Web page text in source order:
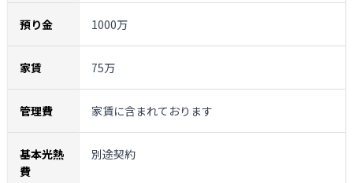
預り金 1000万
家賃 75万
管理費 家賃に含まれております
基本光熱
費
別途契約